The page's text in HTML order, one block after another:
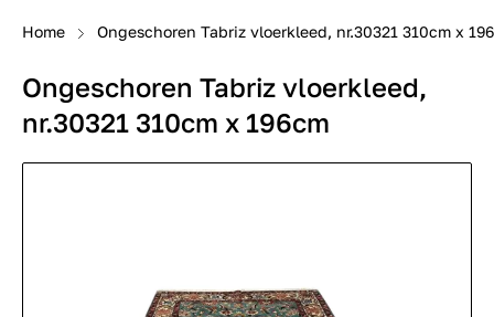
Home Ongeschoren Tabriz vloerkleed, nr.30321 310cm x
Ongeschoren Tabriz vloerkleed,
nr.30321 310cm x 196cm